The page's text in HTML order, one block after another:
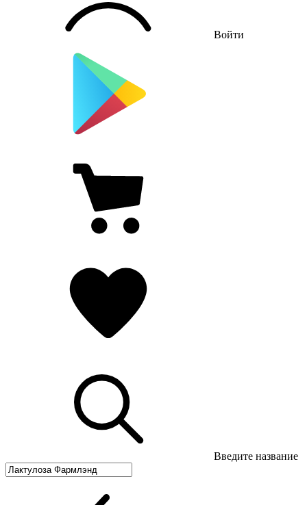
Войти
Введите название